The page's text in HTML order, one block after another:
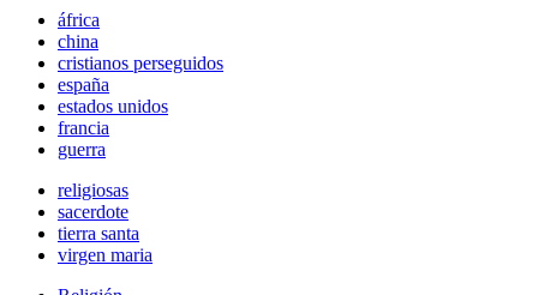
áfrica
china
cristianos perseguidos
españa
estados unidos
francia
guerra
religiosas
sacerdote
tierra santa
virgen maria